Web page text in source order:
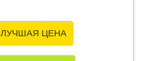
ЛУЧШАЯ ЦЕНА